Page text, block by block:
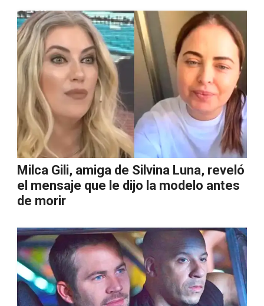
Milca Gili, amiga de Silvina Luna, reveló
el mensaje que le dijo la modelo antes
de morir